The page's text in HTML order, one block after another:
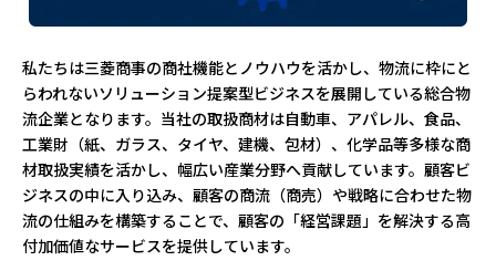
私たちは三菱商事の商社機能とノウハウを活かし、物流に枠にと
らわれないソリューション提案型ビジネスを展開している総合物
流企業となります。当社の取扱商材は自動車、アパレル、食品、
工業財（紙、ガラス、タイヤ、建機、包材）、化学品等多様な商
材取扱実績を活かし、幅広い産業分野へ貢献しています。顧客ビ
ジネスの中に入り込み、顧客の商流（商売）や戦略に合わせた物
流の仕組みを構築することで、顧客の「経営課題」を解決する高
付加価値なサービスを提供しています。